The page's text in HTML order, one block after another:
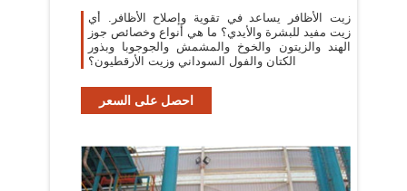
زيت الأظافر يساعد في تقوية وإصلاح الأظافر. أي
زيت مفيد للبشرة والأيدي؟ ما هي أنواع وخصائص جوز
الهند والزيتون والخوخ والمشمش والجوجوبا وبذور
الكتان والفول السوداني وزيت الأرقطيون؟
احصل على السعر